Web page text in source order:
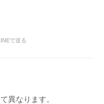
で送る
異なります。